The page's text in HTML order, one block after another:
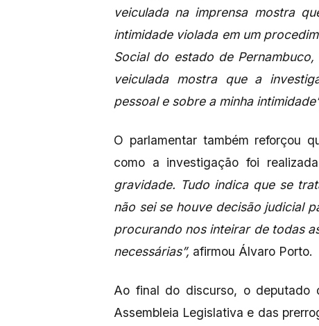
veiculada na imprensa mostra
intimidade violada em um
Social do estado de
veiculada mostra que a
pessoal e sobre a minha
O parlamentar também reforçou
como a investigação foi
gravidade. Tudo indica que se
não sei se houve decisão judicial
procurando nos inteirar de todas
necessárias”, afirmou Álvaro Porto.
Ao final do discurso, o deputado
Assembleia Legislativa e das